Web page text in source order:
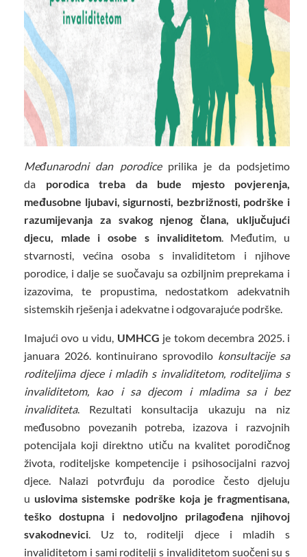
Međunarodni dan porodiceprilika je da podsjetimo
da porodica treba da bude mjesto povjerenja,
međusobne ljubavi, sigurnosti, bezbrižnosti, podrške i
razumijevanja za svakog njenog člana, uključujući
djecu, mlade i osobe s invaliditetom. Međutim, u
stvarnosti, većina osoba s invaliditetom i njihove
porodice, i dalje se suočavaju sa ozbiljnim preprekama i
izazovima, te propustima, nedostatkom adekvatnih
sistemskih rješenja i adekvatne i odgovarajuće podrške.
Imajući ovo u vidu, UMHCG je tokom decembra 2025. i
januara 2026. kontinuirano sprovodilo konsultacije sa
roditeljima djece i mladih s invaliditetom, roditeljima s
invaliditetom, kao i sa djecom i mladima sa i bez
invaliditeta. Rezultati konsultacija ukazuju na niz
međusobno povezanih potreba, izazova i razvojnih
potencijala koji direktno utiču na kvalitet porodičnog
života, roditeljske kompetencije i psihosocijalni razvoj
djece. Nalazi potvrđuju da porodice često djeluju
u uslovima sistemske podrške koja je fragmentisana,
teško dostupna i nedovoljno prilagođena njihovoj
svakodnevici. Uz to, roditelji djece i mladih s
invaliditetom i sami roditelji s invaliditetom suočeni su s